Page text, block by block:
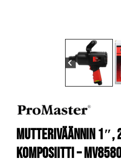
Mutteriväännin 1″,
komposiitti –